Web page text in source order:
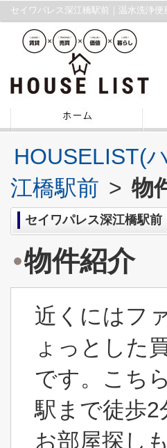
HOUSELIST(
江橋駅前 > 物
セイワパレス深江橋駅前
物件紹介
近くにはフ
ょっとした
です。こち
駅まで徒歩2
お部屋探し